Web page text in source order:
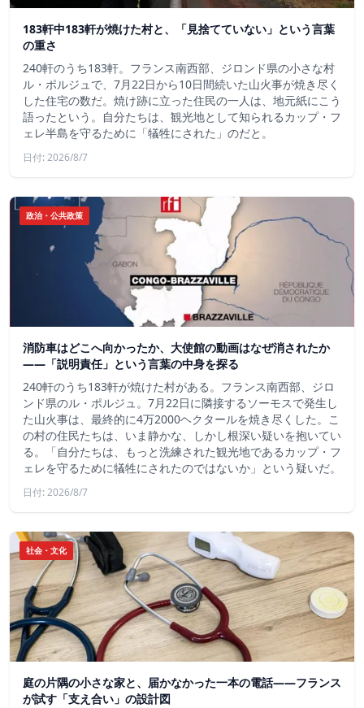
183軒中183軒が焼けた村と、「見捨てていない」という言葉
の重さ
240軒のうち183軒。フランス南西部、ジロンド県の小さな村
ル・ポルジュで、7月22日から10日間続いた山火事が焼き尽く
した住宅の数だ。焼け跡に立った住民の一人は、地元紙にこう
語ったという。自分たちは、観光地として知られるカップ・フ
ェレ半島を守るために「犠牲にされた」のだと。
日付: 2026/8/7
政治・公共政策
消防車はどこへ向かったか、大使館の動画はなぜ消されたか
——「説明責任」という言葉の中身を探る
240軒のうち183軒が焼けた村がある。フランス南西部、ジロ
ンド県のル・ポルジュ。7月22日に隣接するソーモスで発生し
た山火事は、最終的に4万2000ヘクタールを焼き尽くした。こ
の村の住民たちは、いま静かな、しかし根深い疑いを抱いてい
る。「自分たちは、もっと洗練された観光地であるカップ・フ
ェレを守るために犠牲にされたのではないか」という疑いだ。
日付: 2026/8/7
社会・文化
庭の片隅の小さな家と、届かなかった一本の電話——フランス
が試す「支え合い」の設計図